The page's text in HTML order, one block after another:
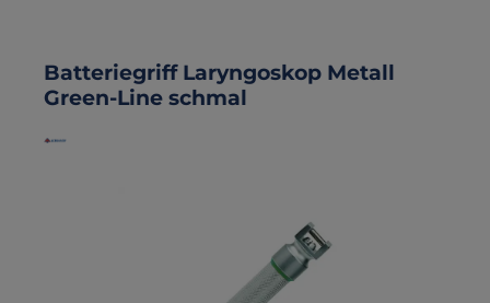
Batteriegriff Laryngoskop Metall
Green-Line schmal